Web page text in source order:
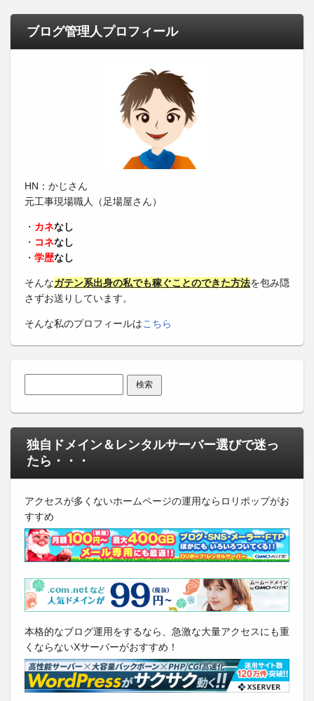
ブログ管理人プロフィール
HN：かじさん
元工事現場職人（足場屋さん）
・ カネなし
・ コネなし
・ 学歴なし
そんなガテン系出身の私でも稼ぐことのできた方法を包み隠
さずお送りしています。
そんな私のプロフィールはこちら
独自ドメイン＆レンタルサーバー選びで迷っ
たら・・・
アクセスが多くないホームページの運用ならロリポップがお
すすめ
本格的なブログ運用をするなら、急激な大量アクセスにも重
くならないXサーバーがおすすめ！